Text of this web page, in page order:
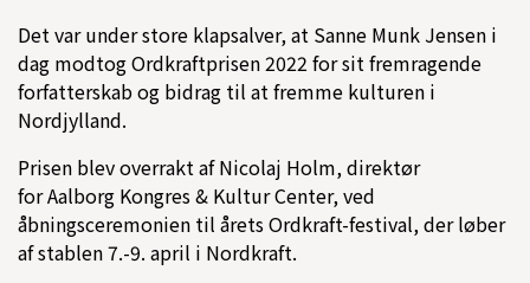
Det var under store klapsalver, at Sanne Munk Jensen i
dag modtog Ordkraftprisen 2022 for sit fremragende
forfatterskab og bidrag til at fremme kulturen i
Nordjylland.
Prisen blev overrakt af Nicolaj Holm, direktør
forAalborg Kongres & Kultur Center, ved
åbningsceremonien til årets Ordkraft-festival, der løber
af stablen 7.-9. april i Nordkraft.